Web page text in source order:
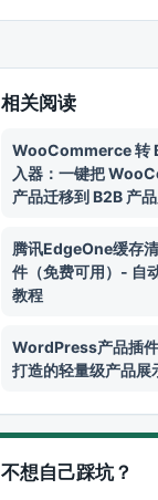
相关阅读
WooCommerce 转
入器：一键把
产品迁移到 B2B 产
腾讯EdgeOne缓存
件（免费可用）- 自
教程
WordPress产品插
打造的轻量级产品展
不想自己踩坑？